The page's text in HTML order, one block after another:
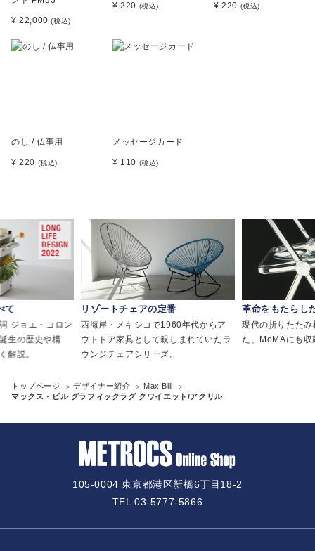
¥ 22,000(税込)
¥ 220 (税込) ¥ 220 (税込)
のし / 仏事用
¥ 220 (税込)
メッセージカード
¥ 110 (税込)
て
ジョエ・コロン
生の歴史や構
解説。
リゾートチェアの定番
西海岸・メキシコで1960年代からア
ウトドア家具として親しまれていたラ
ウンジチェアシリーズ。
革命をもたらし
現代の折りたた
た、MoMAにも収
トップページ デザイナー紹介
Max Bill
マックス・ビル グラフィックラグ クワイエット/アクリル
105-0004 東京都港区新橋6丁目18-2
TEL 03-5777-5866